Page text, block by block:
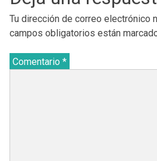
Tu dirección de correo electrónico
campos obligatorios están
Comentario *